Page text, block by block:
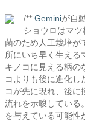
/** Geminiが自
ショウロはマ
菌のため人工栽培が
所にいち早く生える
キノコに見える柄の
コよりも後に進化し
コが先に現れ、後に
流れを示唆している
を与えている可能性